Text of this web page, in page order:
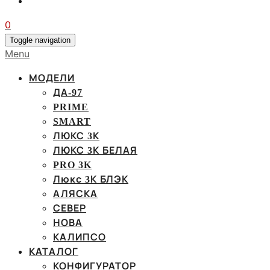
0
Toggle navigation
Menu
МОДЕЛИ
ДА-97
PRIME
SMART
ЛЮКС 3К
ЛЮКС 3К БЕЛАЯ
PRO 3K
Люкс 3К БЛЭК
АЛЯСКА
СЕВЕР
НОВА
КАЛИПСО
КАТАЛОГ
КОНФИГУРАТОР